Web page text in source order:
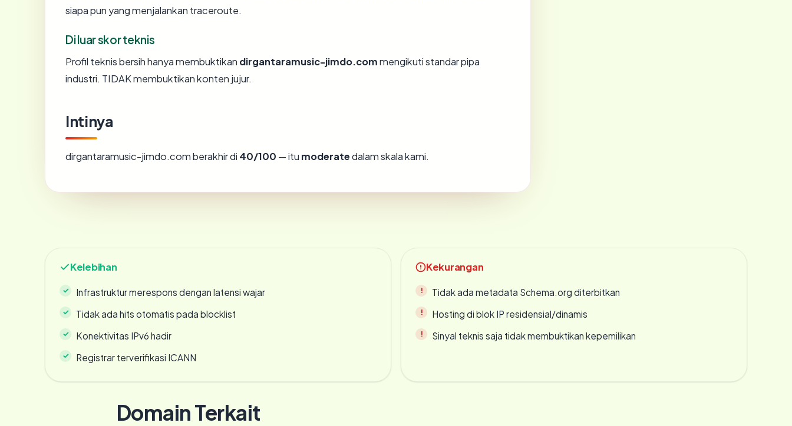
siapa pun yang menjalankan traceroute.
Di luar skor teknis
Profil teknis bersih hanya membuktikan dirgantaramusic-jimdo.commengikuti standar pipa
industri. TIDAK membuktikan konten jujur.
Intinya
dirgantaramusic-jimdo.com berakhir di 40/100 — itu moderatedalam skala kami.
Kelebihan
Infrastruktur merespons dengan latensi wajar
Tidak ada hits otomatis pada blocklist
Konektivitas IPv6 hadir
Registrar terverifikasi ICANN
Kekurangan
Tidak ada metadata Schema.org diterbitkan
Hosting di blok IP residensial/dinamis
Sinyal teknis saja tidak membuktikan kepemilikan
Domain Terkait